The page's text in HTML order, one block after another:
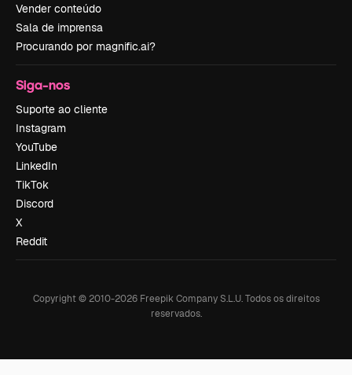
Vender conteúdo
Sala de imprensa
Procurando por magnific.ai?
Siga-nos
Suporte ao cliente
Instagram
YouTube
LinkedIn
TikTok
Discord
X
Reddit
Copyright © 2010-2026Freepik Company S.L.U. Todos os direitos
reservados.